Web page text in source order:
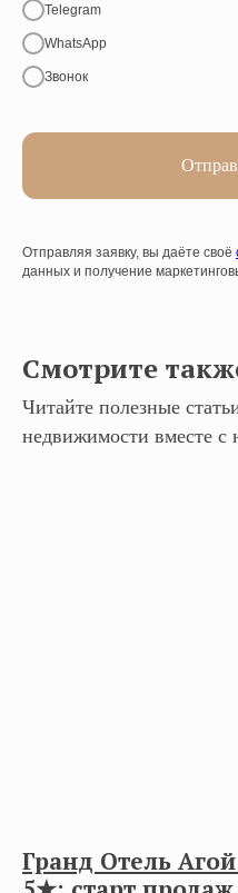
Telegram
WhatsApp
Звонок
Отправляя заявку, вы даёте своё
данных и получение
Смотрите
Читайте полезные
недвижимости вместе с
Гранд Отель